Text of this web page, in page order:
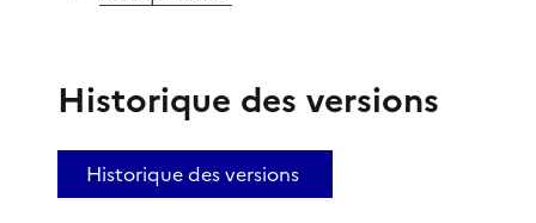
Historique des versions
Historique des versions